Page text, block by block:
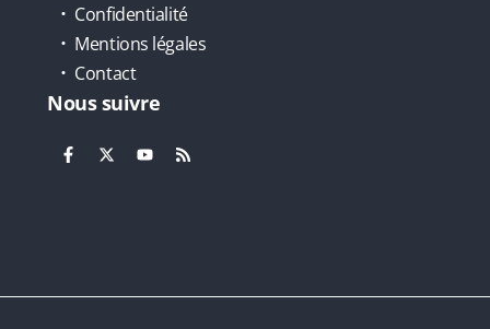
Confidentialité
Mentions légales
Contact
Nous suivre